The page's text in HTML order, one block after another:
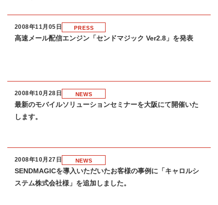
2008年11月05日 PRESS
高速メール配信エンジン「センドマジック Ver2.8」を発表
2008年10月28日 NEWS
最新のモバイルソリューションセミナーを大阪にて開催いた
します。
2008年10月27日 NEWS
SENDMAGICを導入いただいたお客様の事例に「キャロルシ
ステム株式会社様」を追加しました。